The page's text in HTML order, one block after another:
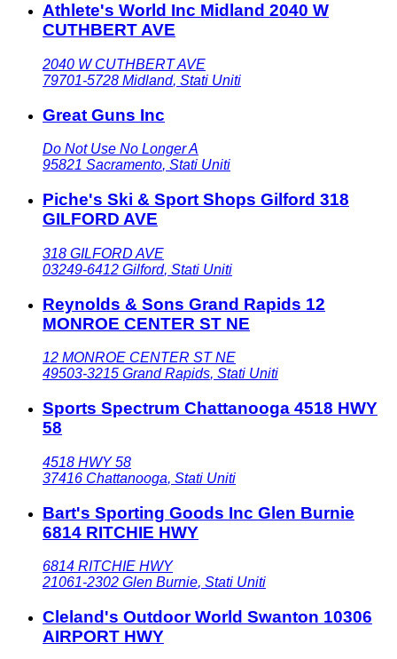
Athlete's World Inc Midland 2040 W
CUTHBERT AVE
2040 W CUTHBERT AVE
79701-5728 Midland, Stati Uniti
Great Guns Inc
Do Not Use No Longer A
95821 Sacramento, Stati Uniti
Piche's Ski & Sport Shops Gilford 318
GILFORD AVE
318 GILFORD AVE
03249-6412 Gilford, Stati Uniti
Reynolds & Sons Grand Rapids 12
MONROE CENTER ST NE
12 MONROE CENTER ST NE
49503-3215 Grand Rapids, Stati Uniti
Sports Spectrum Chattanooga 4518 HWY
58
4518 HWY 58
37416 Chattanooga, Stati Uniti
Bart's Sporting Goods Inc Glen Burnie
6814 RITCHIE HWY
6814 RITCHIE HWY
21061-2302 Glen Burnie, Stati Uniti
Cleland's Outdoor World Swanton 10306
AIRPORT HWY